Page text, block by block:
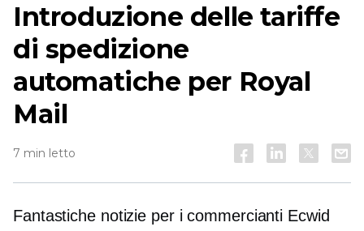
Introduzione delle tariffe
di spedizione
automatiche per Royal
Mail
7 min letto
Fantastiche notizie per i commercianti Ecwid